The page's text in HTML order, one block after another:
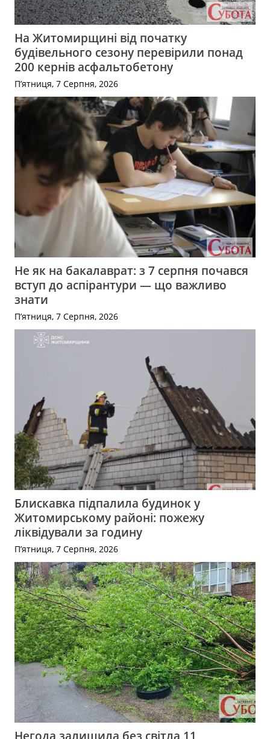
На Житомирщині від початку
будівельного сезону перевірили понад
200 кернів асфальтобетону
П’ятниця, 7 Серпня, 2026
Не як на бакалаврат: з 7 серпня почався
вступ до аспірантури — що важливо
знати
П’ятниця, 7 Серпня, 2026
Блискавка підпалила будинок у
Житомирському районі: пожежу
ліквідували за годину
П’ятниця, 7 Серпня, 2026
Негода залишила без світла 11